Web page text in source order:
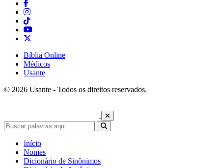
Bíblia Online
Médicos
Usante
© 2026 Usante - Todos os direitos reservados.
Início
Nomes
Dicionário de Sinônimos